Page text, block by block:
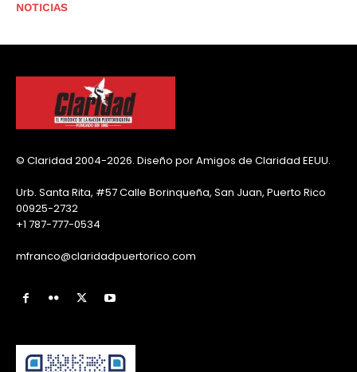
NOTICIAS
© Claridad 2004-2026. Diseño por Amigos de Claridad EEUU.
Urb. Santa Rita, #57 Calle Borinqueña, San Juan, Puerto Rico
00925-2732
+1 787-777-0534
mfranco@claridadpuertorico.com